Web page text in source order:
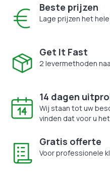
Beste prijzen
Lage prijzen het
Get It Fast
2 levermethoden
14 dagen
Wij staan tot uw
vinden dat voor u
Gratis offerte
Voor professionele